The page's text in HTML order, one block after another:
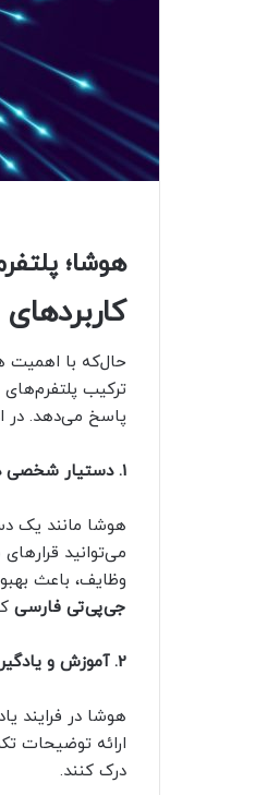
هوشا؛
حال‌که با اهمیت
ترکیب
پاسخ می‌دهد. در
1. دستیار شخصی در برنامه‌ریزی روزانه
هوشا مانند یک
می‌توانید
وظایف، باعث
جی‌پی‌تی فارسی
2. آموزش و یادگیری شخصی‌سازی‌شده
هوشا در فرایند
ارائه توضیحات
درک کنند.